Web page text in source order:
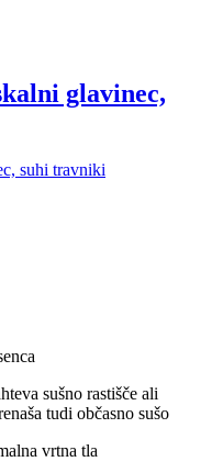
glavinec,
sušno rastišče ali
tudi občasno sušo
vrtna tla